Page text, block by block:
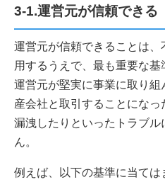
3-1.運営元が信頼できる
運営元が信頼できることは、
用するうえで、最も重要な基
運営元が堅実に事業に取り
産会社と取引することにな
漏洩したりといったトラブ
ん。
例えば、以下の基準に当て